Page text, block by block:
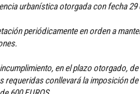
urbanística otorgada con fecha 29
periódicamente en orden a
en el plazo otorgado, de
requeridas conllevará la imposición de